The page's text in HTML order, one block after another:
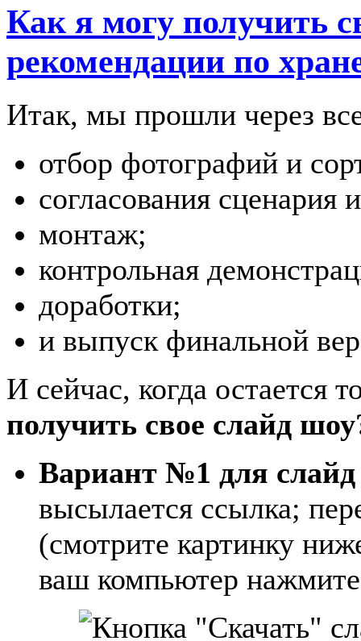
Как я могу получить
рекомендации по
Итак, мы прошли через
отбор фотографий и
согласования
монтаж;
контрольная
доработки;
и выпуск финальной
И сейчас, когда остается
получить свое слайд
Вариант №1 для
высылается ссылка;
(смотрите картинку
ваш компьютер